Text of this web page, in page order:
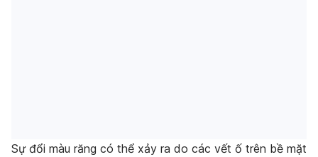
Sự đổi màu răng có thể xảy ra do các vết ố trên bề mặt